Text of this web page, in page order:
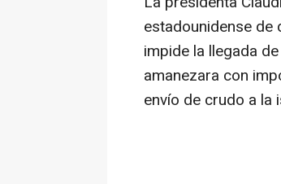
estadounidense de
impide la llegada
amanezara con
envío de crudo a la